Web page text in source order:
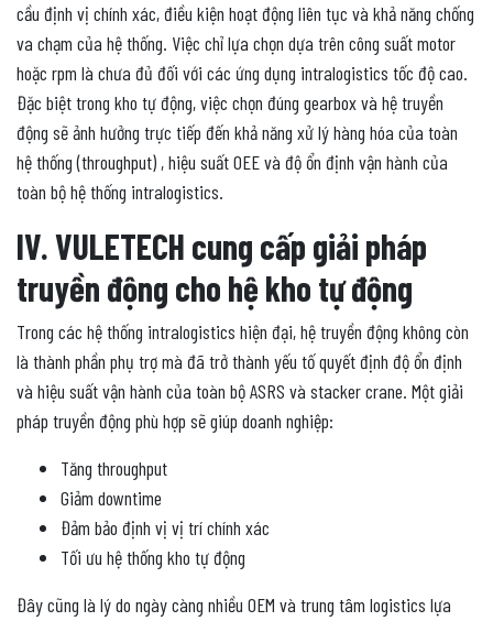
cầu định vị chính xác, điều kiện hoạt động liên tục và khả năng chống
va chạm của hệ thống. Việc chỉ lựa chọn dựa trên công suất motor
hoặc rpm là chưa đủ đối với các ứng dụng intralogistics tốc độ cao.
Đặc biệt trong kho tự động, việc chọn đúng gearbox và hệ truyền
động sẽ ảnh hưởng trực tiếp đến khả năng xử lý hàng hóa của toàn
hệ thống (throughput) , hiệu suất OEE và độ ổn định vận hành của
toàn bộ hệ thống intralogistics.
IV. VULETECH cung cấp giải pháp
truyền động cho hệ kho tự động
Trong các hệ thống intralogistics hiện đại, hệ truyền động không còn
là thành phần phụ trợ mà đã trở thành yếu tố quyết định độ ổn định
và hiệu suất vận hành của toàn bộ ASRS và stacker crane. Một giải
pháp truyền động phù hợp sẽ giúp doanh nghiệp:
Tăng throughput
Giảm downtime
Đảm bảo định vị vị trí chính xác
Tối ưu hệ thống kho tự động
Đây cũng là lý do ngày càng nhiều OEM và trung tâm logistics lựa